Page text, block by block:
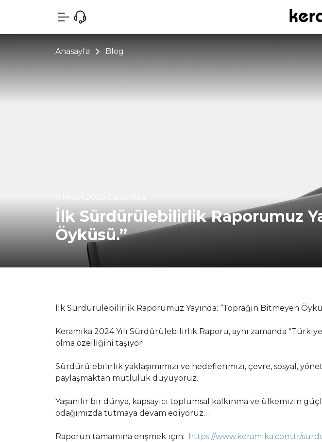
Anasayfa Blog
İlk Sürdürülebilirlik Raporumuz
Öyküsü.”
İlk Sürdürülebilirlik Raporumuz Yayında: “Toprağın Bitmeyen
Keramika 2024 Yılı Sürdürülebilirlik Raporu, aynı zamanda
olma özelliğini taşıyor!
Sürdürülebilirlik yaklaşımımızı ve hedeflerimizi, çevre, sosyal,
paylaşmaktan mutluluk duyuyoruz.
Yaşanılır bir dünya, kapsayıcı toplumsal kalkınma ve ülkemizin
odağımızda tutmaya devam ediyoruz…
Raporun tamamına erişmek için: https://www.keramika.com.tr/